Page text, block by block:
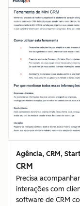
Agência, CRM,
CRM
Precisa
interações com
software de CRM